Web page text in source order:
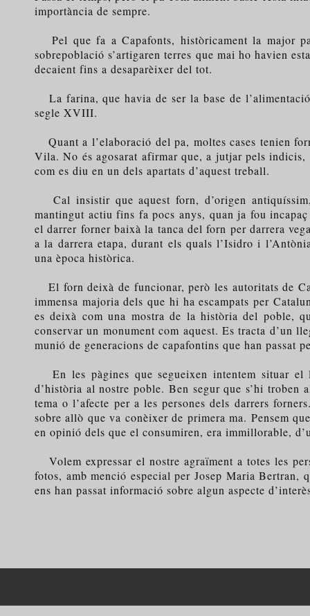
importància de sempre.
Pel que fa a Capafonts, històricament la major
sobrepoblació s’artigaren terres que mai ho havien
decaient fins a desaparèixer del tot.
La farina, que havia de ser la base de
segle XVIII.
Quant a l’elaboració del pa, moltes cases tenien
Vila. No és agosarat afirmar que, a jutjar pels indicis,
com es diu en un dels apartats d’aquest treball.
Cal insistir que aquest forn, d’origen
mantingut actiu fins fa pocs anys, quan ja fou
el darrer forner baixà la tanca del forn per darrera
a la darrera etapa, durant els quals l’Isidro i
una època històrica.
El forn deixà de funcionar, però les autoritats de
immensa majoria dels que hi ha escampats per
es deixà com una mostra de la història del poble,
conservar un monument com aquest. Es tracta d’un
munió de generacions de capafontins que han passat
En les pàgines que segueixen intentem situar el
d’història al nostre poble. Ben segur que s’hi
tema o l’afecte per a les persones dels darrers
sobre allò que va conèixer de primera ma. Pensem
en opinió dels que el consumiren, era immillorable,
Volem expressar el nostre agraïment a totes les
fotos, amb menció especial per Josep Maria
ens han passat informació sobre algun aspecte